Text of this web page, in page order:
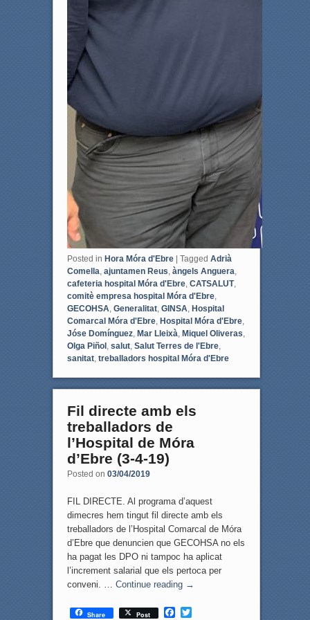
Posted in Hora Móra d'Ebre | Tagged Adrià
Comella ajuntamen Reus àngels Anguera
cafeteria hospital Móra d'Ebre, CATSALUT,
comitè empresa hospital Móra d'Ebre,
GECOHSA Generalitat, GINSA Hospital
Comarcal Móra d'Ebre, Hospital Móra d'Ebre,
Jóse Domínguez, Mar Lleixà Miquel Oliveras
Olga Piñol, salut, Salut Terres de l'Ebre,
sanitat, treballadors hospital Móra d'Ebre
Fil directe amb els
treballadors de
l’Hospital de Móra
d’Ebre (3-4-19)
Posted on 03/04/2019
FIL DIRECTE. Al programa d’aquest
dimecres hem tingut fil directe amb els
treballadors de l’Hospital Comarcal de Móra
d’Ebre que denuncien que GECOHSA no els
ha pagat les DPO ni tampoc ha aplicat
l’increment salarial que els pertoca per
conveni. … Continue reading →
Share Post
F
T